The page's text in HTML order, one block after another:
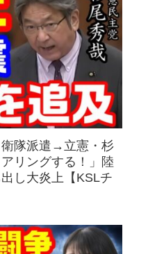
衛隊派遣→立憲・杉
リングする！」陸
し大炎上【KSLチ